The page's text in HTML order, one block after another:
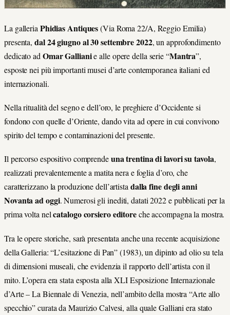
La galleria Phidias Antiques(Via Roma 22/A, Reggio Emilia)
presenta,dal 24 giugno al 30 settembre 2022, un approfondimento
dedicato ad Omar Gallianie alle opere della serie “Mantra”,
esposte nei più importanti musei d’arte contemporanea italiani ed
internazionali.
Nella ritualità del segno e dell’oro, le preghiere d’Occidente si
fondono con quelle d’Oriente, dando vita ad opere in cui convivono
spirito del tempo e contaminazioni del presente.
Il percorso espositivo comprendeuna trentina di lavori su tavola,
realizzati prevalentemente a matita nera e foglia d’oro, che
caratterizzano la produzione dell’artistadalla fine degli anni
Novanta ad oggi. Numerosi gli inediti, datati 2022 e pubblicati per la
prima volta nelcatalogo corsiero editoreche accompagna la mostra.
Tra le opere storiche, sarà presentata anche una recente acquisizione
della Galleria: “L’esitazione di Pan” (1983), un dipinto ad olio su tela
di dimensioni museali, che evidenzia il rapporto dell’artista con il
mito. L’opera era stata esposta alla XLI Esposizione Internazionale
d’Arte – La Biennale di Venezia, nell’ambito della mostra “Arte allo
specchio” curata da Maurizio Calvesi, alla quale Galliani era stato